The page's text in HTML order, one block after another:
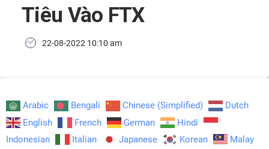
Tiêu Vào FTX
22-08-2022 10:10 am
Arabic Bengali Chinese (Simplified)
Dutch
English
French German
Hindi
Indonesian
Italian Japanese Korean
Malay